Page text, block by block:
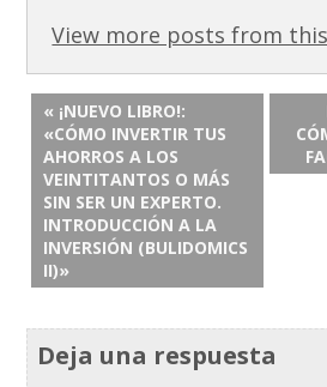
View more posts from
« ¡NUEVO LIBRO!:
«CÓMO INVERTIR TUS
AHORROS A LOS
VEINTITANTOS O MÁS
SIN SER UN EXPERTO.
INTRODUCCIÓN A LA
INVERSIÓN (BULIDOMICS
II)»
Deja una respuesta